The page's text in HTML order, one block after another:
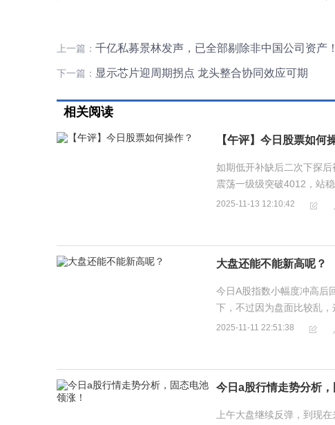
上一篇： 千亿私募景林发声，已全部剔除非中国公司资产
下一篇： 显示芯片迎周期拐点 龙头整合协同效应可期
相关阅读
【午评】今日股票如何
如期低开补缺后二次下探
震荡一级级突破4012，站
新高的可能，新高也以减仓
2025-11-13 12:10:42
大盘还能不能新高呢？
今日A股指数小幅度冲高后
下，不过因为盘面比较乱
成比较明显的顶背离，虽然
2025-11-11 22:51:38
今日a股行情走势分析，
上午大盘继续反弹，到现